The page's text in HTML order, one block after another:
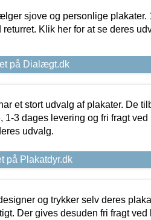
sjove og personlige plakater.
returret. Klik her for at se deres
på Dialægt.dk
et stort udvalg af plakater. De
1-3 dages levering og fri fragt
udvalg.
på Plakatdyr.dk
og trykker selv deres
Der gives desuden fri fragt